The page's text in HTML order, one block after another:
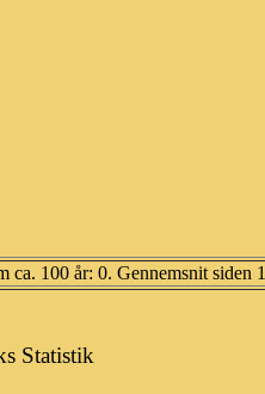
ca. 100 år: 0. Gennemsnit siden
Statistik